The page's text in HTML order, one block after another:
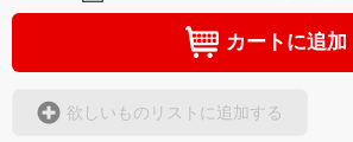
カートに追加
欲しいものリストに追加する